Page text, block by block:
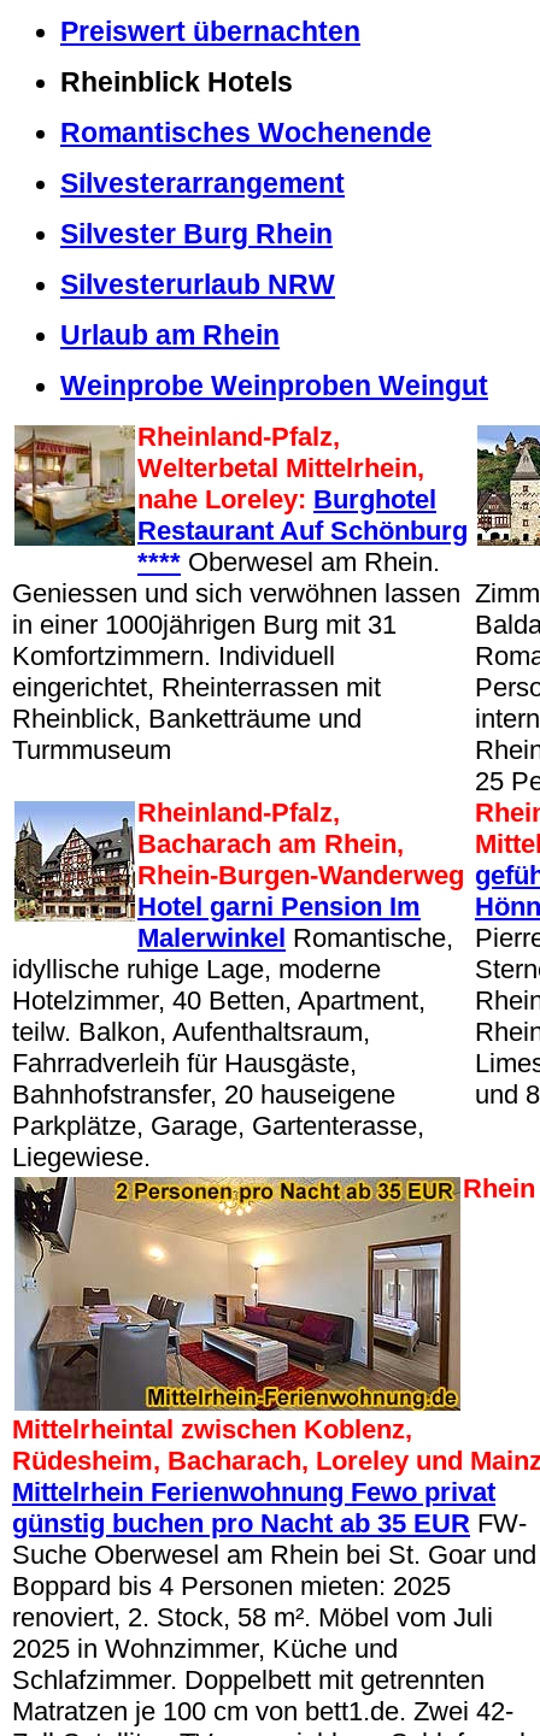
Preiswert übernachten
Rheinblick Hotels
Romantisches Wochenende
Silvesterarrangement
Silvester Burg Rhein
Silvesterurlaub NRW
Urlaub am Rhein
Weinprobe Weinproben Weingut
Rheinland-Pfalz,
Welterbetal Mittelrhein,
nahe Loreley: Burghotel
Restaurant Auf Schönburg
**** Oberwesel am Rhein.
Geniessen und sich verwöhnen lassen
in einer 1000jährigen Burg mit 31
Komfortzimmern. Individuell
eingerichtet, Rheinterrassen mit
Rheinblick, Banketträume und
Turmmuseum
25
Rheinland-Pfalz,
Bacharach am Rhein,
Rhein-Burgen-Wanderweg
Hotel garni Pension Im
Malerwinkel Romantische,
idyllische ruhige Lage, moderne
Hotelzimmer, 40 Betten, Apartment,
teilw. Balkon, Aufenthaltsraum,
Fahrradverleih für Hausgäste,
Bahnhofstransfer, 20 hauseigene
Parkplätze, Garage, Gartenterasse,
Liegewiese.
und
Rhein
Mittelrheintal zwischen Koblenz,
Rüdesheim, Bacharach, Loreley und
Mittelrhein Ferienwohnung Fewo privat
günstig buchen pro Nacht ab 35 EUR FW-
Suche Oberwesel am Rhein bei St. Goar und
Boppard bis 4 Personen mieten: 2025
renoviert, 2. Stock, 58 m². Möbel vom Juli
2025 in Wohnzimmer, Küche und
Schlafzimmer. Doppelbett mit getrennten
Matratzen je 100 cm von bett1.de. Zwei 42-